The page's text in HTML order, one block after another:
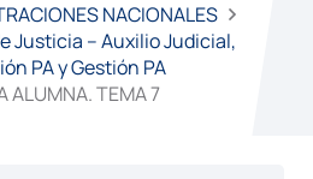
NACIONALES
Justicia – Auxilio Judicial,
PA y Gestión PA
ALUMNA. TEMA 7